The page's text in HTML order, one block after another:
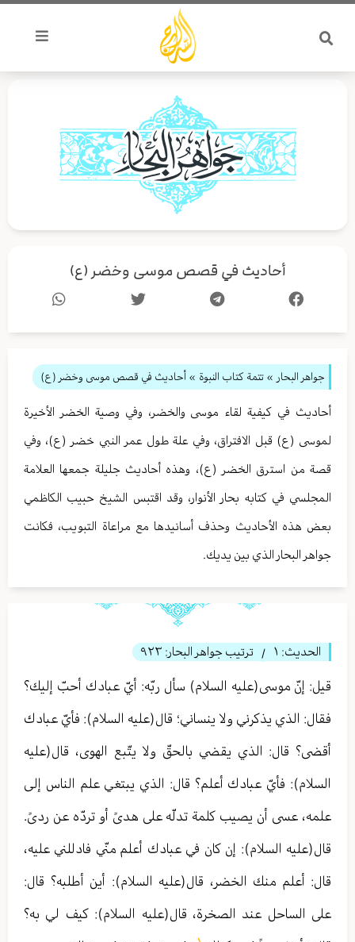
تخطي
المحتوى
أحاديث في قصص موسى وخضر (ع)
جواهر البحار » تتمة كتاب النبوة » أحاديث في قصص موسى وخضر (ع)
أحاديث في كيفية لقاء موسى والخضر، وفي وصية الخضر الأخيرة
لموسى (ع) قبل الافتراق، وفي علة طول عمر النبي خضر (ع)، وفي
قصة من استرق الخضر (ع)، وهذه أحاديث جليلة جمعها العلامة
المجلسي في كتابه بحار الأنوار، وقد اقتبس الشيخ حبيب الكاظمي
بعض هذه الأحاديث وحذف أسانيدها مع مراعاة التبويب، فكانت
جواهر البحار الذي بين يديك.
الحديث: ١ / ترتيب جواهر البحار: ٩٢٣
قيل: إنّ موسى(عليه السلام) سأل ربّه: أيّ عبادك أحبّ إليك؟
فقال: الذي يذكرني ولا ينساني؛ قال(عليه السلام): فأيّ عبادك
أقضى؟ قال: الذي يقضي بالحقّ ولا يتّبع الهوى، قال(عليه
السلام): فأيّ عبادك أعلم؟ قال: الذي يبتغي علم الناس إلى
علمه، عسى أن يصيب كلمة تدلّه على هدىً أو تردّه عن ردىً.
قال(عليه السلام): إن كان في عبادك أعلم منّي فادللني عليه،
قال: أعلم منك الخضر، قال(عليه السلام): أين أطلبه؟ قال:
على الساحل عند الصخرة، قال(عليه السلام): كيف لي به؟